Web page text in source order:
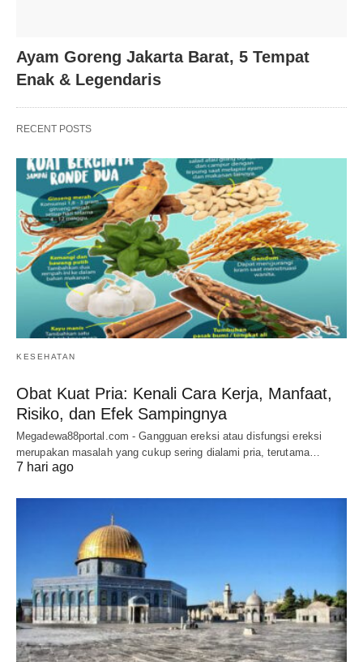
Ayam Goreng Jakarta Barat, 5 Tempat
Enak & Legendaris
RECENT POSTS
KESEHATAN
Obat Kuat Pria: Kenali Cara Kerja, Manfaat,
Risiko, dan Efek Sampingnya
Megadewa88portal.com - Gangguan ereksi atau disfungsi ereksi
merupakan masalah yang cukup sering dialami pria, terutama…
7 hari ago